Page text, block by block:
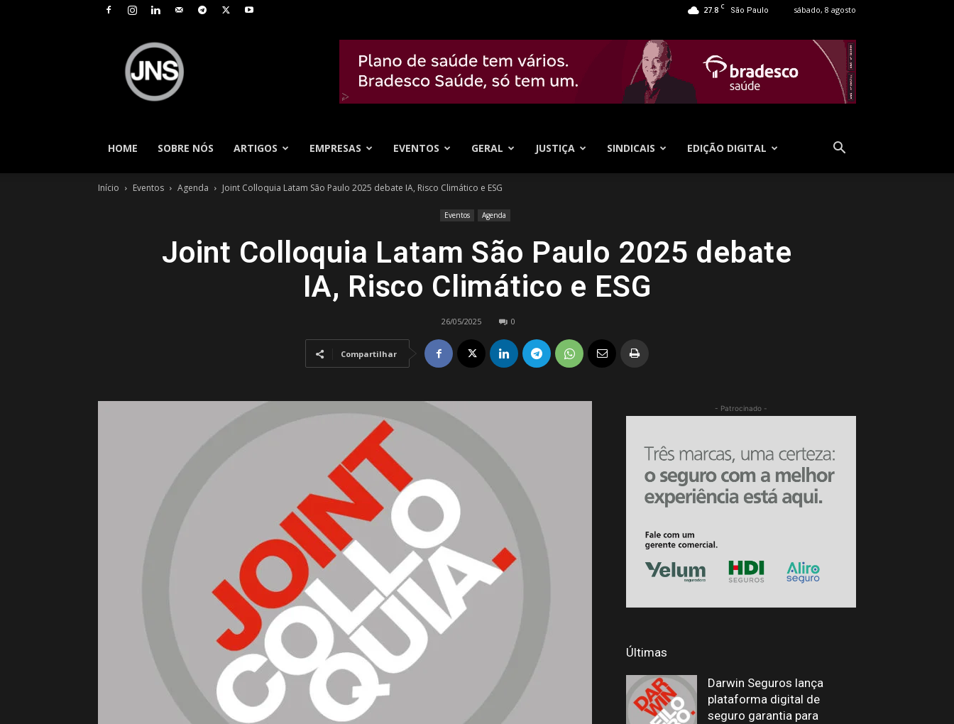
27.8 C São Paulo sábado, 8 agosto
HOME
SOBRE NÓS ARTIGOS EMPRESAS EVENTOS GERAL JUSTIÇA SINDICAIS EDIÇÃO DIGITAL
Início Eventos Agenda Joint Colloquia Latam São Paulo 2025 debate IA, Risco Climático e ESG
Eventos Agenda
Joint Colloquia Latam São Paulo 2025 debate
IA, Risco Climático e ESG
26/05/2025 0
Compartilhar
- Patrocinado -
Últimas
Darwin Seguros lança
plataforma digital de
seguro garantia para